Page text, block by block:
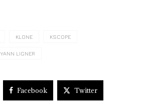
KLONE KSCOPE
YANN LIGNER
Facebook Twitter